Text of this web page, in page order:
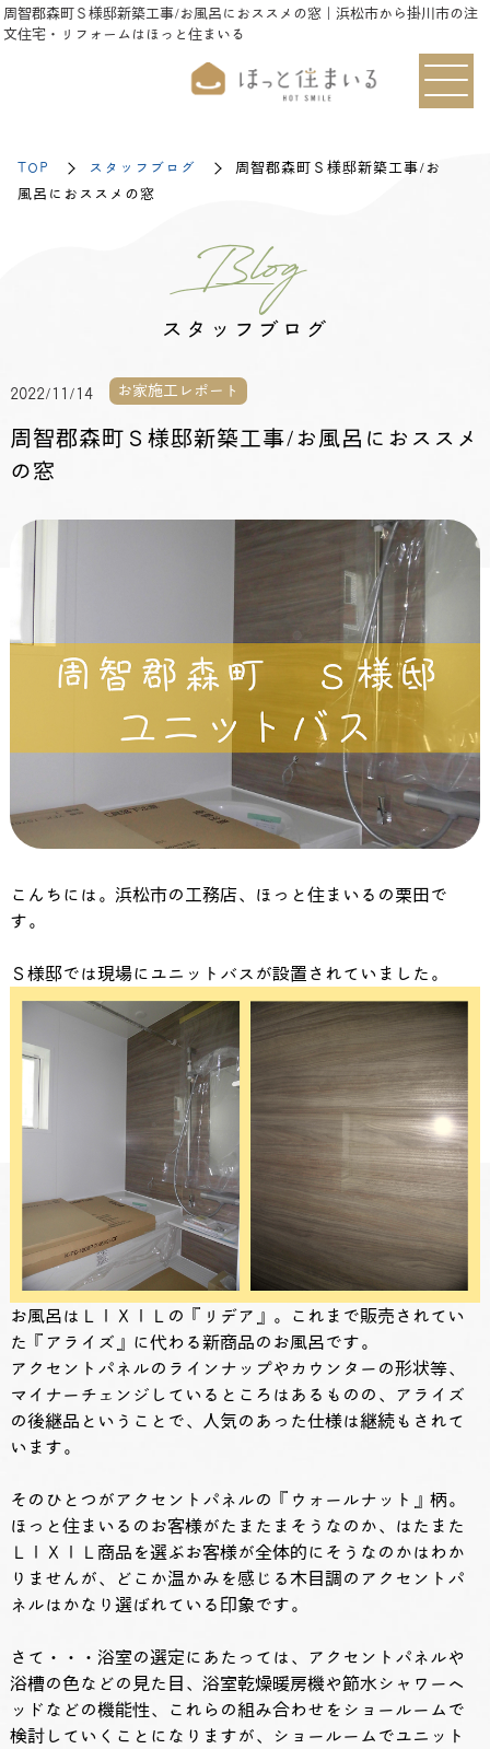
周智郡森町Ｓ様邸新築工事/お風呂におススメの窓｜浜松市から掛川市の注
文住宅・リフォームはほっと住まいる
TOP スタッフブログ
周智郡森町Ｓ様邸新築工事/お
風呂におススメの窓
Blog
スタッフブログ
2022/11/14 お家施工レポート
周智郡森町Ｓ様邸新築工事/お風呂におススメ
の窓
こんちには。浜松市の工務店、ほっと住まいるの栗田で
す。
Ｓ様邸では現場にユニットバスが設置されていました。
お風呂はＬＩＸＩＬの『リデア』。これまで販売されてい
た『アライズ』に代わる新商品のお風呂です。
アクセントパネルのラインナップやカウンターの形状等、
マイナーチェンジしているところはあるものの、アライズ
の後継品ということで、人気のあった仕様は継続もされて
います。
そのひとつがアクセントパネルの『ウォールナット』柄。
ほっと住まいるのお客様がたまたまそうなのか、はたまた
ＬＩＸＩＬ商品を選ぶお客様が全体的にそうなのかはわか
りませんが、どこか温かみを感じる木目調のアクセントパ
ネルはかなり選ばれている印象です。
さて・・・浴室の選定にあたっては、アクセントパネルや
浴槽の色などの見た目、浴室乾燥暖房機や節水シャワーヘ
ッドなどの機能性、これらの組み合わせをショールームで
検討していくことになりますが、ショールームでユニット